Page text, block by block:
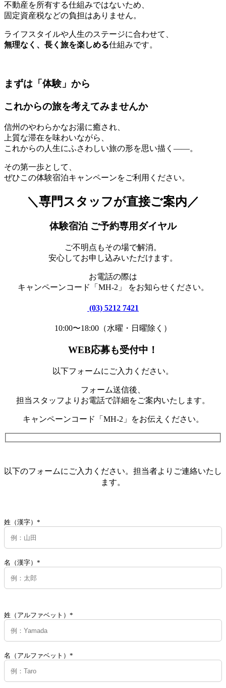
不動産を所有する仕組みではないため、
固定資産税などの負担はありません。
ライフスタイルや人生のステージに合わせて、
無理なく、長く旅を楽しめる仕組みです。
まずは「体験」から
これからの旅を考えてみませんか
信州のやわらかなお湯に癒され、
上質な滞在を味わいながら、
これからの人生にふさわしい旅の形を思い描く——。
その第一歩として、
ぜひこの体験宿泊キャンペーンをご利用ください。
＼専門スタッフが直接ご案内／
体験宿泊 ご予約専用ダイヤル
ご不明点もその場で解消。
安心してお申し込みいただけます。
お電話の際は
キャンペーンコード「MH-2」 をお知らせください。
(03) 5212 7421
10:00〜18:00（水曜・日曜除く）
WEB応募も受付中！
以下フォームにご入力ください。
フォーム送信後、
担当スタッフよりお電話で詳細をご案内いたします。
キャンペーンコード「MH-2」をお伝えください。
以下のフォームにご入力ください。担当者よりご連絡いたし
ます。
姓（漢字）*
名（漢字）*
姓（アルファベット）*
名（アルファベット）*